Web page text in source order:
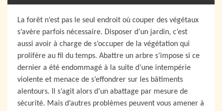
La forêt n’est pas le seul endroit où couper des végétaux
s’avère parfois nécessaire. Disposer d’un jardin, c’est
aussi avoir à charge de s’occuper de la végétation qui
prolifère au fil du temps. Abattre un arbre s’impose si ce
dernier a été endommagé à la suite d’une intempérie
violente et menace de s’effondrer sur les bâtiments
alentours. Il s’agit alors d’un abattage par mesure de
sécurité. Mais d’autres problèmes peuvent vous amener à